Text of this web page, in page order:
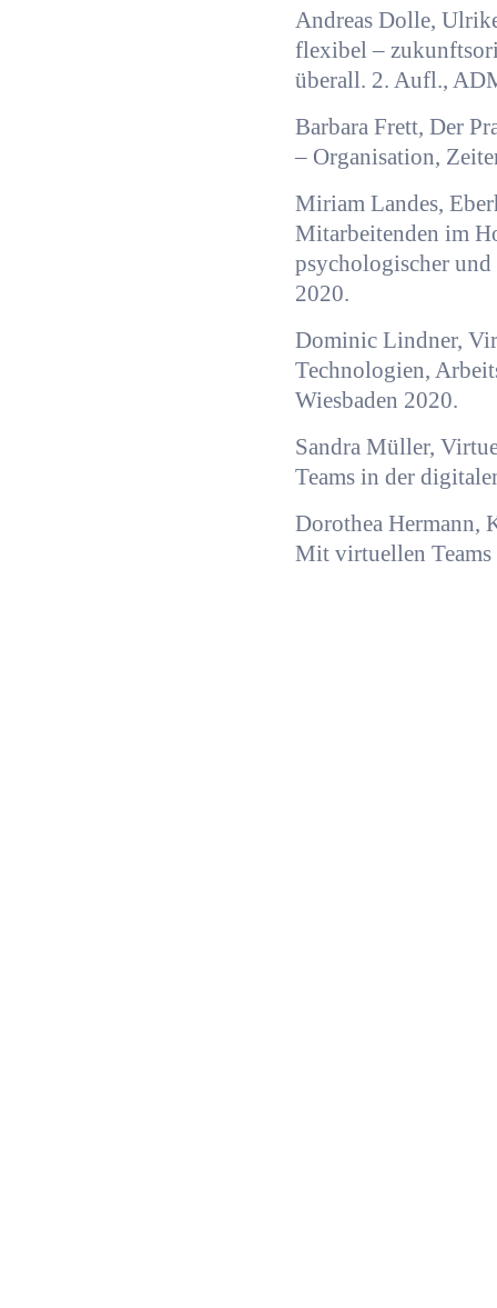
Andreas Dolle,
flexibel –
überall. 2. Aufl.,
Barbara Frett, Der
– Organisation,
Miriam Landes,
Mitarbeitenden im
psychologischer
2020.
Dominic Lindner,
Technologien,
Wiesbaden 2020.
Sandra Müller,
Teams in der
Dorothea Hermann,
Mit virtuellen